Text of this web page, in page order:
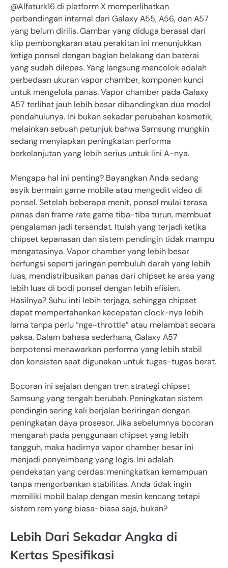
@Alfaturk16 di platform X memperlihatkan
perbandingan internal dari Galaxy A55, A56, dan A57
yang belum dirilis. Gambar yang diduga berasal dari
klip pembongkaran atau perakitan ini menunjukkan
ketiga ponsel dengan bagian belakang dan baterai
yang sudah dilepas. Yang langsung mencolok adalah
perbedaan ukuran vapor chamber, komponen kunci
untuk mengelola panas. Vapor chamber pada Galaxy
A57 terlihat jauh lebih besar dibandingkan dua model
pendahulunya. Ini bukan sekadar perubahan kosmetik,
melainkan sebuah petunjuk bahwa Samsung mungkin
sedang menyiapkan peningkatan performa
berkelanjutan yang lebih serius untuk lini A-nya.
Mengapa hal ini penting? Bayangkan Anda sedang
asyik bermain game mobile atau mengedit video di
ponsel. Setelah beberapa menit, ponsel mulai terasa
panas dan frame rate game tiba-tiba turun, membuat
pengalaman jadi tersendat. Itulah yang terjadi ketika
chipset kepanasan dan sistem pendingin tidak mampu
mengatasinya. Vapor chamber yang lebih besar
berfungsi seperti jaringan pembuluh darah yang lebih
luas, mendistribusikan panas dari chipset ke area yang
lebih luas di bodi ponsel dengan lebih efisien.
Hasilnya? Suhu inti lebih terjaga, sehingga chipset
dapat mempertahankan kecepatan clock-nya lebih
lama tanpa perlu “nge-throttle” atau melambat secara
paksa. Dalam bahasa sederhana, Galaxy A57
berpotensi menawarkan performa yang lebih stabil
dan konsisten saat digunakan untuk tugas-tugas berat.
Bocoran ini sejalan dengan tren strategi chipset
Samsung yang tengah berubah. Peningkatan sistem
pendingin sering kali berjalan beriringan dengan
peningkatan daya prosesor. Jika sebelumnya bocoran
mengarah pada penggunaan chipset yang lebih
tangguh, maka hadirnya vapor chamber besar ini
menjadi penyeimbang yang logis. Ini adalah
pendekatan yang cerdas: meningkatkan kemampuan
tanpa mengorbankan stabilitas. Anda tidak ingin
memiliki mobil balap dengan mesin kencang tetapi
sistem rem yang biasa-biasa saja, bukan?
Lebih Dari Sekadar Angka di
Kertas Spesifikasi